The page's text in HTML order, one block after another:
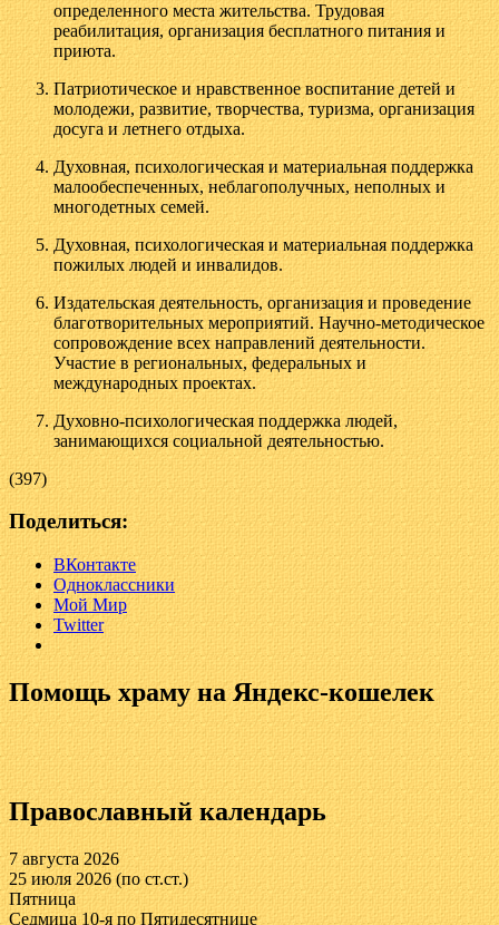
определенного места жительства. Трудовая
реабилитация, организация бесплатного питания и
приюта.
Патриотическое и нравственное воспитание детей и
молодежи, развитие, творчества, туризма, организация
досуга и летнего отдыха.
Духовная, психологическая и материальная поддержка
малообеспеченных, неблагополучных, неполных и
многодетных семей.
Духовная, психологическая и материальная поддержка
пожилых людей и инвалидов.
Издательская деятельность, организация и проведение
благотворительных мероприятий. Научно-методическое
сопровождение всех направлений деятельности.
Участие в региональных, федеральных и
международных проектах.
Духовно-психологическая поддержка людей,
занимающихся социальной деятельностью.
(397)
Поделиться:
ВКонтакте
Одноклассники
Мой Мир
Twitter
Помощь храму на Яндекс-кошелек
Православный календарь
7 августа 2026
25 июля 2026 (по ст.ст.)
Пятница
Седмица 10-я по Пятидесятнице